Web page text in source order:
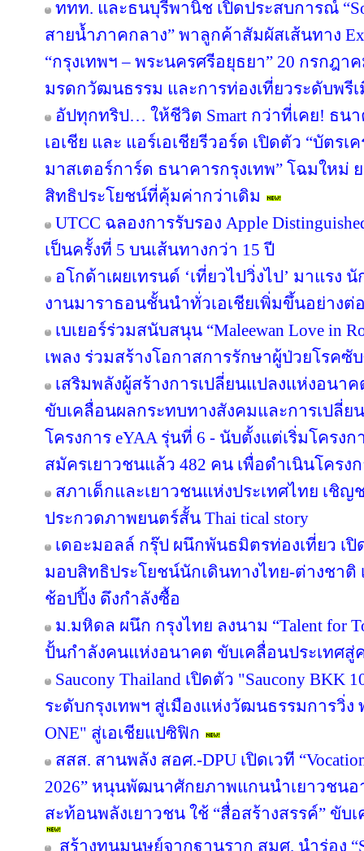
ททท. และธนบุรีพานิช เปิดประสบการณ์
สายน้ำภาคกลาง” พาลูกค้าสัมผัสเส้นทาง
“กรุงเทพฯ – พระนครศรีอยุธยา” 20 กรกฎ
มรดกวัฒนธรรม และการท่องเที่ยวระดับพรี
อัปทุกทริป… ให้ชีวิต Smart กว่าที่เคย! ธน
เอเชีย และ แอร์เอเชียรีวอร์ด เปิดตัว “บัตร
มาสเตอร์การ์ด ธนาคารกรุงเทพ” โฉมใหม่
สิทธิประโยชน์ที่คุ้มค่ากว่าเดิม
UTCC ฉลองการรับรอง Apple
เป็นครั้งที่ 5 บนเส้นทางกว่า 15 ปี
อโกด้าเผยเทรนด์ ‘เที่ยวไปวิ่งไป’ มาแรง
งานมาราธอนชั้นนำทั่วเอเชียเพิ่มขึ้นอย่างต่
เบเยอร์ร่วมสนับสนุน “Maleewan Love in
เพลง ร่วมสร้างโอกาสการรักษาผู้ป่วยโรค
เสริมพลังผู้สร้างการเปลี่ยนแปลงแห่งอนา
ขับเคลื่อนผลกระทบทางสังคมและการเปลี่ย
โครงการ eYAA รุ่นที่ 6 - นับตั้งแต่เริ่มโครง
สมัครเยาวชนแล้ว 482 คน เพื่อดำเนินโครง
สภาเด็กและเยาวชนแห่งประเทศไทย เชิ
ประกวดภาพยนตร์สั้น Thai tical story
เดอะมอลล์ กรุ๊ป ผนึกพันธมิตรท่องเที่ยว เปิด
มอบสิทธิประโยชน์นักเดินทางไทย-ต่างชาติ
ช้อปปิ้ง ดึงกำลังซื้อ
ม.มหิดล ผนึก กรุงไทย ลงนาม “Talent for
ปั้นกำลังคนแห่งอนาคต ขับเคลื่อนประเทศสู่
Saucony Thailand เปิดตัว "Saucony
ระดับกรุงเทพฯ สู่เมืองแห่งวัฒนธรรมการวิ่ง
ONE" สู่เอเชียแปซิฟิก
สสส. สานพลัง สอศ.-DPU เปิดเวที
2026” หนุนพัฒนาศักยภาพแกนนำเยาวชน
สะท้อนพลังเยาวชน ใช้ “สื่อสร้างสรรค์” ขับ
สร้างทุนมนุษย์จากฐานราก สมศ. นำร่อง